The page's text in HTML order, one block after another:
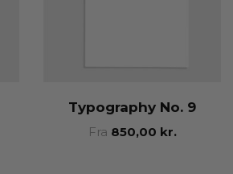
Typography No. 9
Fra 850,00 kr.